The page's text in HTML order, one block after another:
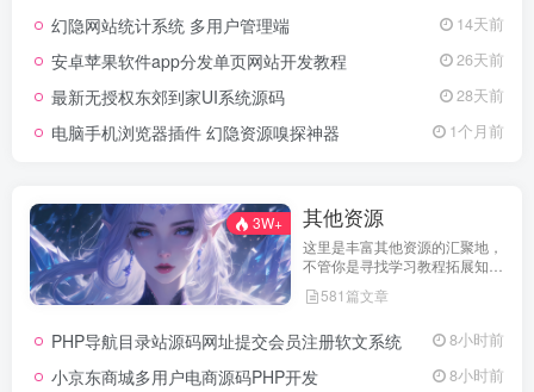
幻隐网站统计系统 多用户管理端 14天前
安卓苹果软件app分发单页网站开发教程 26天前
最新无授权东郊到家UI系统源码 28天前
电脑手机浏览器插件 幻隐资源嗅探神器 1个月前
3W+ 其他资源
这里是丰富其他资源的汇聚地，
不管你是寻找学习教程拓展知
灵感，亦或是查询专业数据辅助
源定期更新、分类清晰、下载便
务，快来探索发现所需资源！
581篇文章
PHP导航目录站源码网址提交会员注册软文系统 8小时前
小京东商城多用户电商源码PHP开发 8小时前